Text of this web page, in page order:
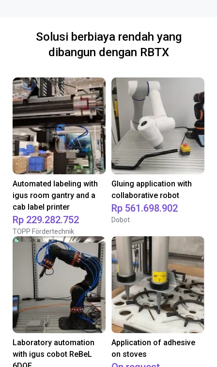
Solusi berbiaya rendah yang
dibangun dengan RBTX
Automated labeling with
igus room gantry and a
cab label printer
Rp 229.282.752
TOPP Fördertechnik
Gluing application with
collaborative robot
Rp 561.698.902
Dobot
Laboratory automation
with igus cobot ReBeL
Application of adhesive
on stoves